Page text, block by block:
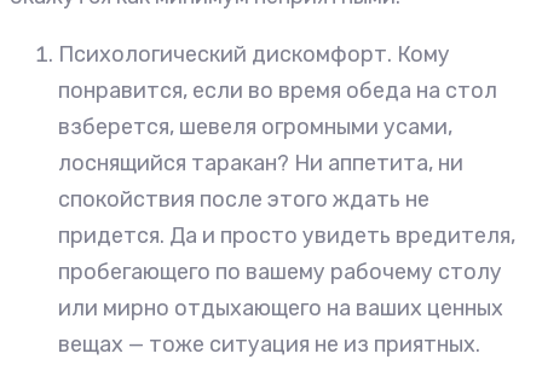
Психологический дискомфорт. Кому
понравится, если во время обеда на стол
взберется, шевеля огромными усами,
лоснящийся таракан? Ни аппетита, ни
спокойствия после этого ждать не
придется. Да и просто увидеть вредителя,
пробегающего по вашему рабочему столу
или мирно отдыхающего на ваших ценных
вещах — тоже ситуация не из приятных.